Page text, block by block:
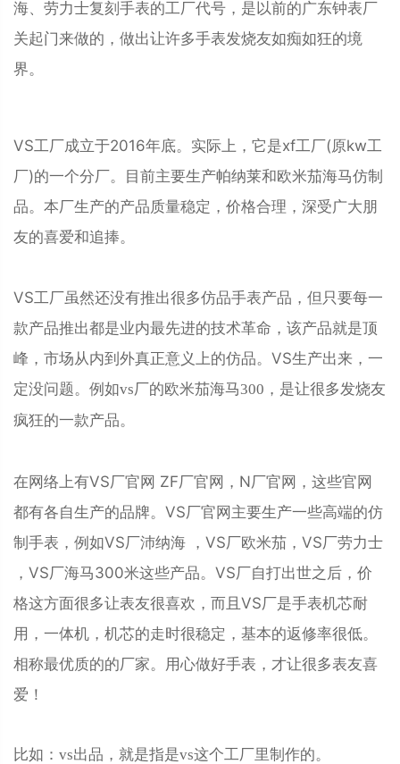
海、劳力士复刻手表的工厂代号，是以前的广东钟表厂
关起门来做的，做出让许多手表发烧友如痴如狂的境
界。
VS工厂成立于2016年底。实际上，它是xf工厂(原kw工
厂)的一个分厂。目前主要生产帕纳莱和欧米茄海马仿制
品。本厂生产的产品质量稳定，价格合理，深受广大朋
友的喜爱和追捧。
VS工厂虽然还没有推出很多仿品手表产品，但只要每一
款产品推出都是业内最先进的技术革命，该产品就是顶
峰，市场从内到外真正意义上的仿品。VS生产出来，一
定没问题。 例如vs厂的欧米茄海马300，是让很多发烧友
疯狂的一款产品。
在网络上有VS厂官网 ZF厂官网，N厂官网，这些官网
都有各自生产的品牌。VS厂官网主要生产一些高端的仿
制手表，例如VS厂沛纳海 ，VS厂欧米茄，VS厂劳力士
，VS厂海马300米这些产品。VS厂自打出世之后，价
格这方面很多让表友很喜欢，而且VS厂是手表机芯耐
用，一体机，机芯的走时很稳定，基本的返修率很低。
相称最优质的的厂家。用心做好手表，才让很多表友喜
爱！
比如：vs出品，就是指是vs这个工厂里制作的。